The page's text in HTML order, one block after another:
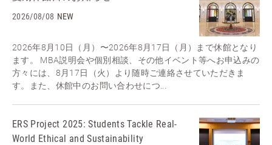
2026/08/08 NEW
2026年8月10日（月）〜2026年8月17日（月）まで休館となり
ます。 MBA説明会や個別相談、その他イベント等へお申込みの
方々には、8月17日（火）より随時ご連絡させていただきま
す。また、休館中のお問い合わせにつ...
ERS Project 2025: Students Tackle Real-
World Ethical and Sustainability